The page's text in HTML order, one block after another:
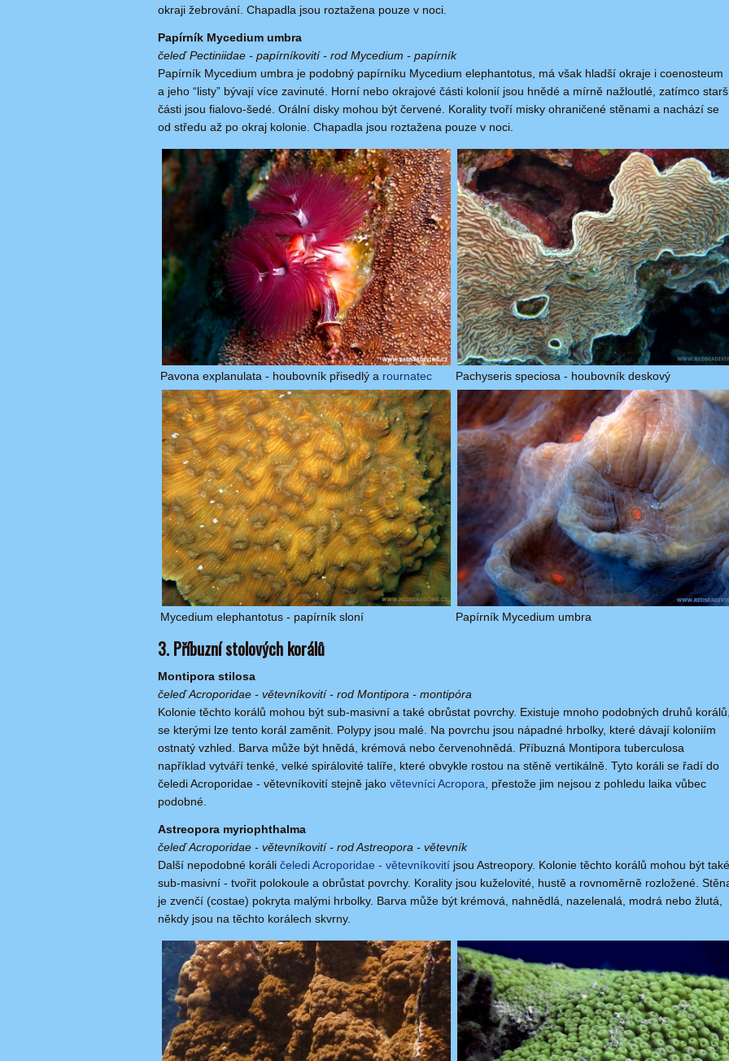
okraji žebrování. Chapadla jsou roztažena pouze v noci.
Papírník Mycedium umbra
čeleď Pectiniidae - papírníkovití - rod Mycedium - papírník
Papírník Mycedium umbra je podobný papírníku Mycedium elephantotus, má však hladší okraje i coenosteum
a jeho “listy” bývají více zavinuté. Horní nebo okrajové části kolonií jsou hnědé a mírně nažloutlé, zatímco
části jsou fialovo-šedé. Orální disky mohou být červené. Korality tvoří misky ohraničené stěnami a nachází se
od středu až po okraj kolonie. Chapadla jsou roztažena pouze v noci.
Pavona explanulata - houbovník přisedlý a rournatec Pachyseris speciosa - houbovník deskový
Mycedium elephantotus - papírník sloní Papírník Mycedium umbra
3. Příbuzní stolových korálů
Montipora stilosa
čeleď Acroporidae - větevníkovití - rod Montipora - montipóra
Kolonie těchto korálů mohou být sub-masivní a také obrůstat povrchy. Existuje mnoho podobných druhů
se kterými lze tento korál zaměnit. Polypy jsou malé. Na povrchu jsou nápadné hrbolky, které dávají koloniím
ostnatý vzhled. Barva může být hnědá, krémová nebo červenohnědá. Příbuzná Montipora tuberculosa
například vytváří tenké, velké spirálovité talíře, které obvykle rostou na stěně vertikálně. Tyto koráli se řadí do
čeledi Acroporidae - větevníkovití stejně jako větevníci Acropora , přestože jim nejsou z pohledu laika vůbec
podobné.
Astreopora myriophthalma
čeleď Acroporidae - větevníkovití - rod Astreopora - větevník
Další nepodobné koráli čeledi Acroporidae - větevníkovití jsou Astreopory. Kolonie těchto korálů mohou být také
sub-masivní - tvořit polokoule a obrůstat povrchy. Korality jsou kuželovité, hustě a rovnoměrně rozložené.
je zvenčí (costae) pokryta malými hrbolky. Barva může být krémová, nahnědlá, nazelenalá, modrá nebo žlutá,
někdy jsou na těchto korálech skvrny.